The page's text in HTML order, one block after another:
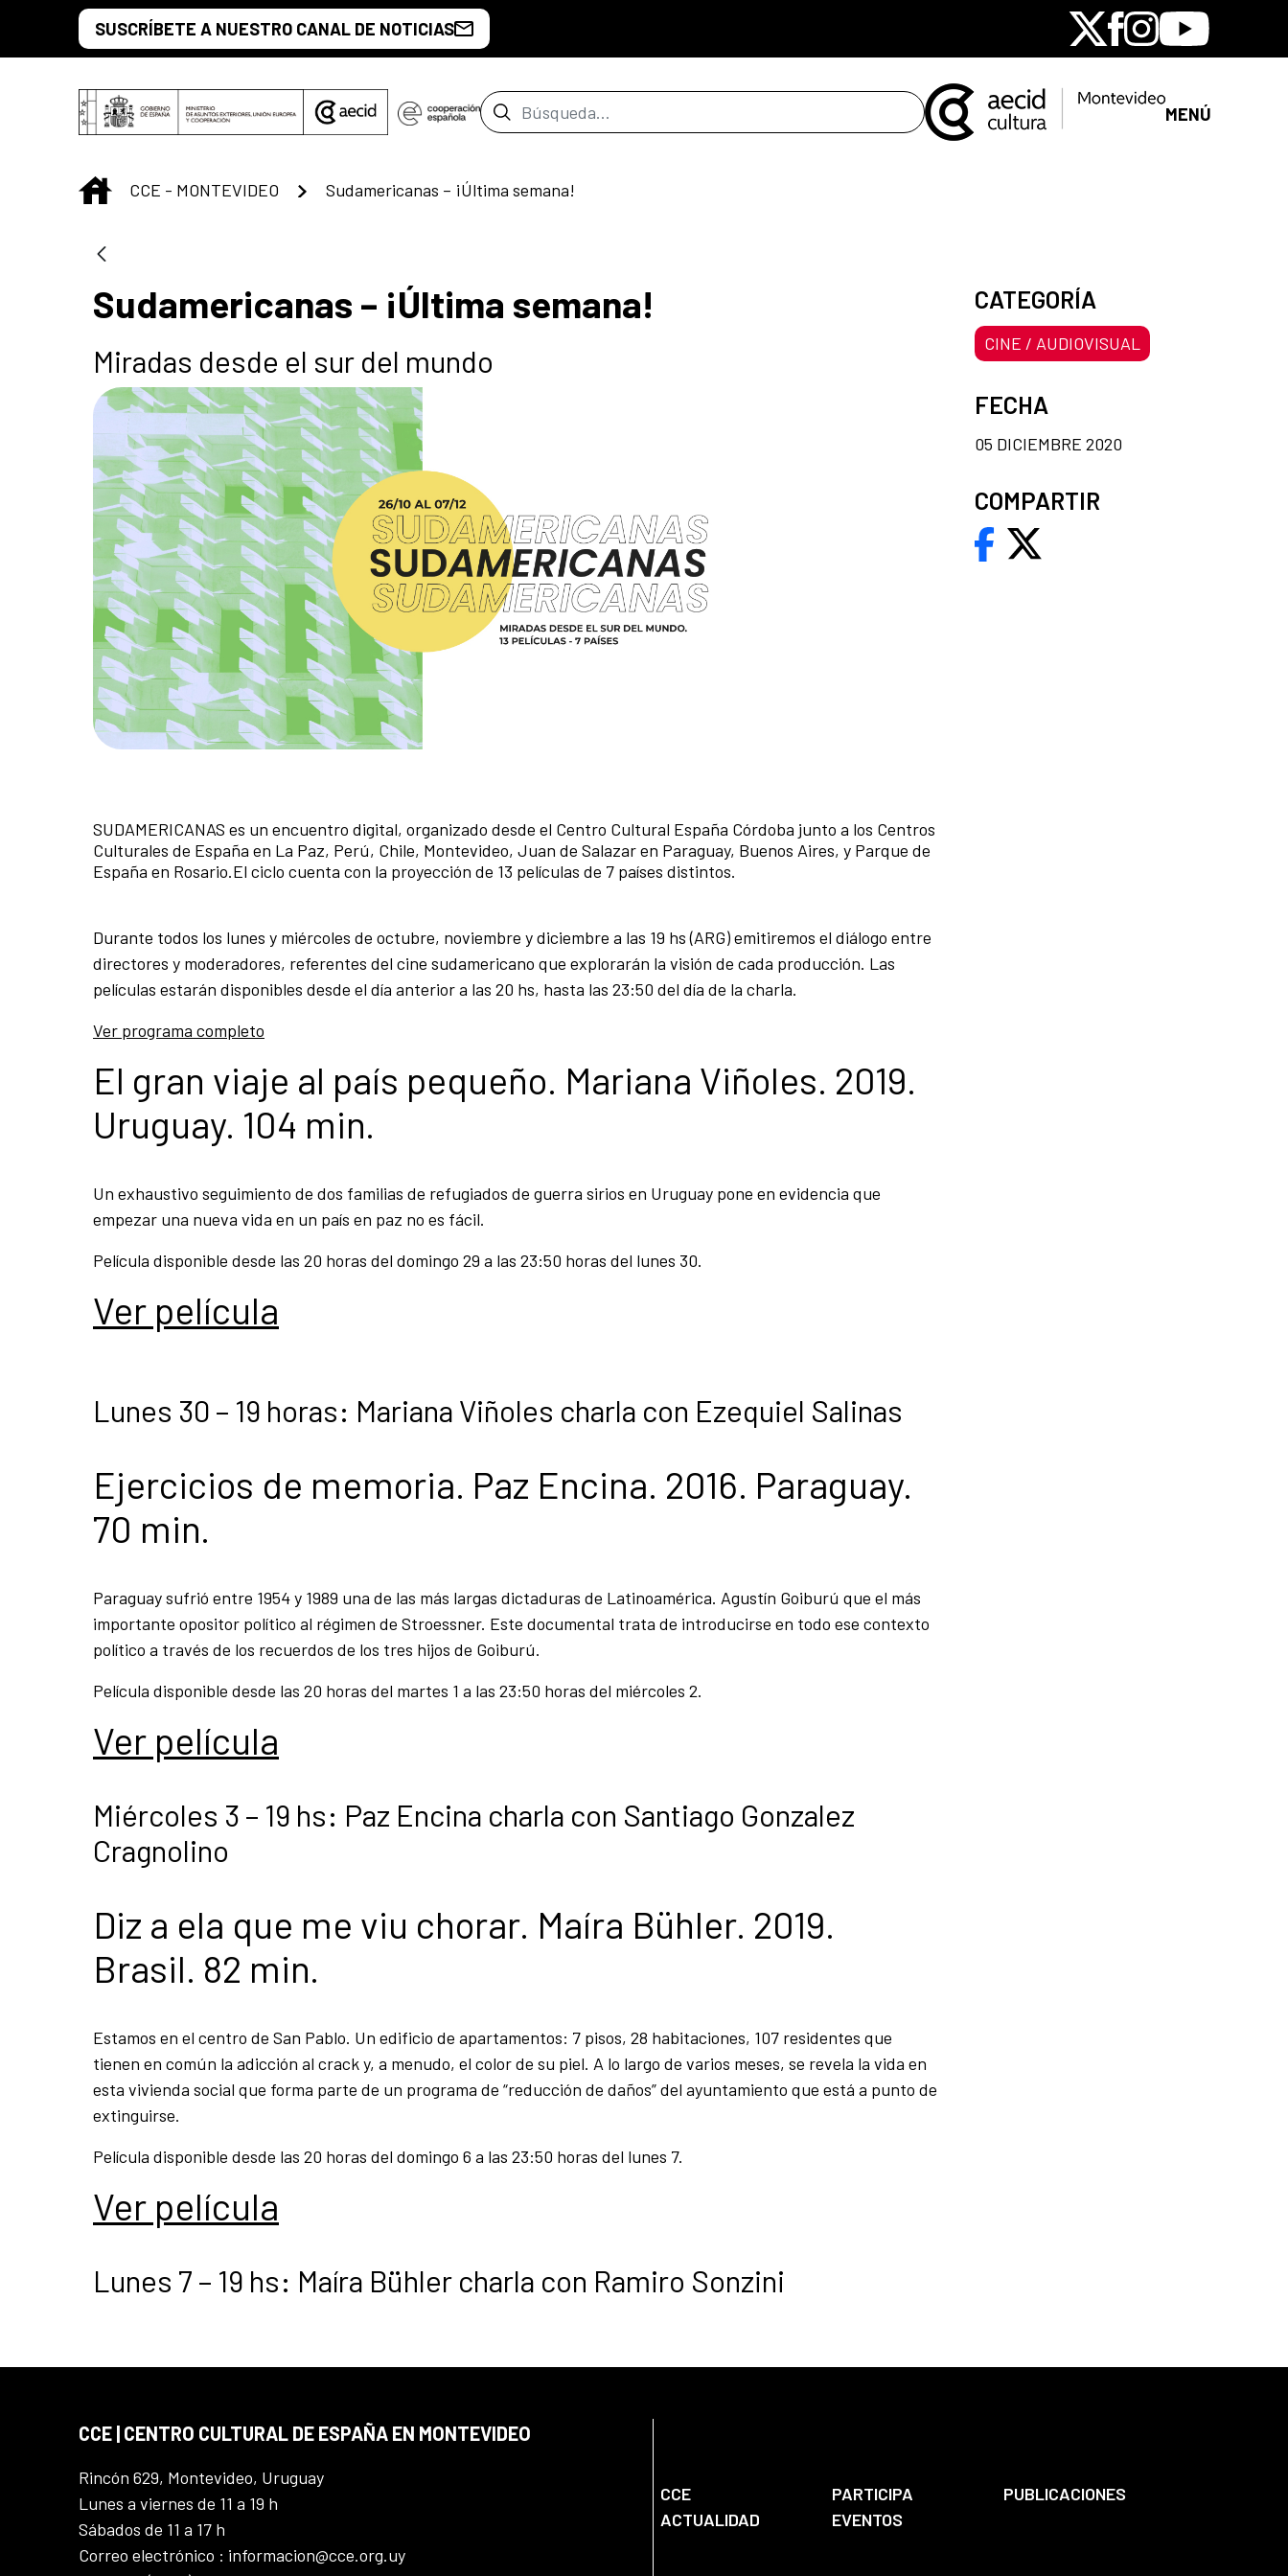
Saltar al contenido principal
SUSCRÍBETE A NUESTRO CANAL DE NOTICIAS X Facebook
Instagram
Youtube
Barra de búsqueda MENÚ
INICIO
CCE - MONTEVIDEO Sudamericanas – ¡Última semana!
Sudamericanas – ¡Última semana!
Miradas desde el sur del mundo
SUDAMERICANAS es un encuentro digital, organizado desde el Centro Cultural España Córdoba junto a los Centros
Culturales de España en La Paz, Perú, Chile, Montevideo, Juan de Salazar en Paraguay, Buenos Aires, y Parque de
España en Rosario.El ciclo cuenta con la proyección de 13 películas de 7 países distintos.
Durante todos los lunes y miércoles de octubre, noviembre y diciembre a las 19 hs (ARG) emitiremos el diálogo entre
directores y moderadores, referentes del cine sudamericano que explorarán la visión de cada producción. Las
películas estarán disponibles desde el día anterior a las 20 hs, hasta las 23:50 del día de la charla.
Ver programa completo
El gran viaje al país pequeño. Mariana Viñoles. 2019.
Uruguay. 104 min.
Un exhaustivo seguimiento de dos familias de refugiados de guerra sirios en Uruguay pone en evidencia que
empezar una nueva vida en un país en paz no es fácil.
Película disponible desde las 20 horas del domingo 29 a las 23:50 horas del lunes 30.
Ver película
Lunes 30 – 19 horas: Mariana Viñoles charla con Ezequiel Salinas
Ejercicios de memoria. Paz Encina. 2016. Paraguay.
70 min.
Paraguay sufrió entre 1954 y 1989 una de las más largas dictaduras de Latinoamérica. Agustín Goiburú que el más
importante opositor político al régimen de Stroessner. Este documental trata de introducirse en todo ese contexto
político a través de los recuerdos de los tres hijos de Goiburú.
Película disponible desde las 20 horas del martes 1 a las 23:50 horas del miércoles 2.
Ver película
Miércoles 3 – 19 hs: Paz Encina charla con Santiago Gonzalez
Cragnolino
Diz a ela que me viu chorar. Maíra Bühler. 2019.
Brasil. 82 min.
Estamos en el centro de San Pablo. Un edificio de apartamentos: 7 pisos, 28 habitaciones, 107 residentes que
tienen en común la adicción al crack y, a menudo, el color de su piel. A lo largo de varios meses, se revela la vida en
esta vivienda social que forma parte de un programa de “reducción de daños” del ayuntamiento que está a punto de
extinguirse.
Película disponible desde las 20 horas del domingo 6 a las 23:50 horas del lunes 7.
Ver película
Lunes 7 – 19 hs: Maíra Bühler charla con Ramiro Sonzini
CATEGORÍA
CINE / AUDIOVISUAL
FECHA
05 DICIEMBRE 2020
COMPARTIR
CCE | CENTRO CULTURAL DE ESPAÑA EN MONTEVIDEO
Rincón 629, Montevideo, Uruguay
Lunes a viernes de 11 a 19 h
Sábados de 11 a 17 h
Correo electrónico : informacion@cce.org.uy
CCE PARTICIPA
PUBLICACIONES
ACTUALIDAD
EVENTOS